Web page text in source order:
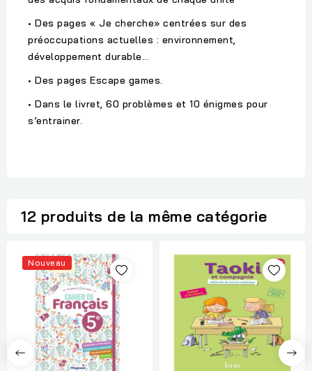
• Des pages « Je cherche» centrées sur des
préoccupations actuelles : environnement,
développement durable...
• Des pages Escape games.
• Dans le livret, 60 problèmes et 10 énigmes pour
s’entrainer.
12 produits de la même catégorie
Nouveau